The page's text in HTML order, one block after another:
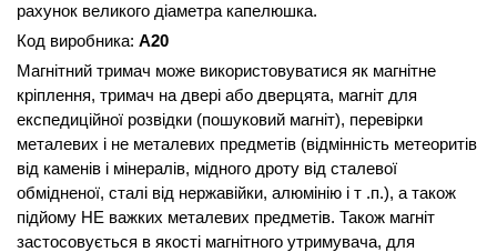
рахунок великого діаметра капелюшка.
Код виробника: A20
Магнітний тримач може використовуватися як магнітне
кріплення, тримач на двері або дверцята, магніт для
експедиційної розвідки (пошуковий магніт), перевірки
металевих і не металевих предметів (відмінність метеоритів
від каменів і мінералів, мідного дроту від сталевої
обмідненої, сталі від нержавійки, алюмінію і т .п.), а також
підйому НЕ важких металевих предметів. Також магніт
застосовується в якості магнітного утримувача, для